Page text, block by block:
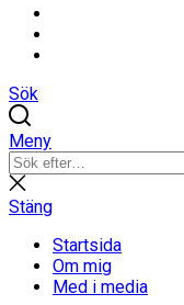
Sök
Meny
Sök
efter:
Stäng
sökning
Stäng
Startsida
Om mig
Med i media